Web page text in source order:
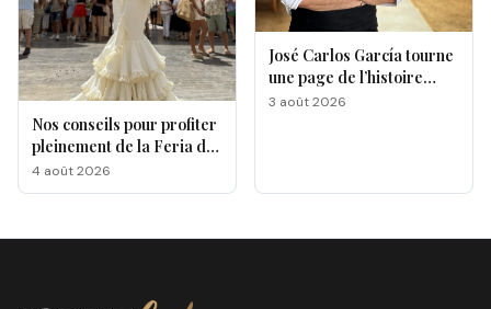
Nos conseils pour profiter
pleinement de la Feria de
Málaga 2026
4 août 2026
José Carlos García tourne
une page de l’histoire
gastronomique de Malaga
3 août 2026